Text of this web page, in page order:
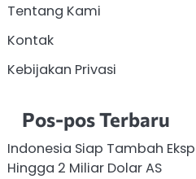
Tentang Kami
Kontak
Kebijakan Privasi
Pos-pos Terbaru
Indonesia Siap Tambah
Hingga 2 Miliar Dolar AS